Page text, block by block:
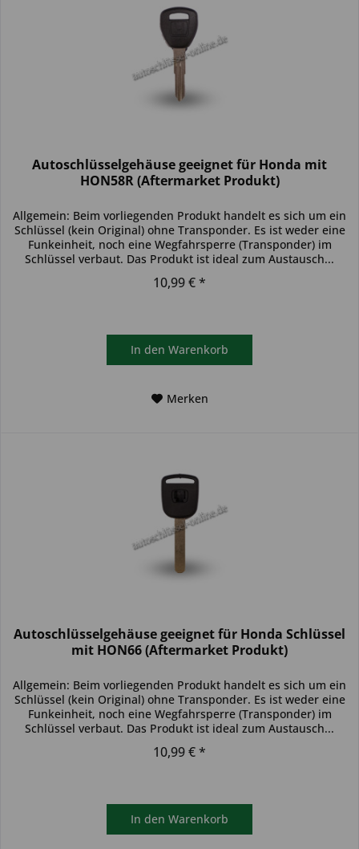
Autoschlüsselgehäuse geeignet für Honda mit
HON58R (Aftermarket Produkt)
Allgemein: Beim vorliegenden Produkt handelt es sich um ein
Schlüssel (kein Original) ohne Transponder. Es ist weder eine
Funkeinheit, noch eine Wegfahrsperre (Transponder) im
Schlüssel verbaut. Das Produkt ist ideal zum Austausch...
10,99 € *
In den Warenkorb
Merken
Autoschlüsselgehäuse geeignet für Honda Schlüssel
mit HON66 (Aftermarket Produkt)
Allgemein: Beim vorliegenden Produkt handelt es sich um ein
Schlüssel (kein Original) ohne Transponder. Es ist weder eine
Funkeinheit, noch eine Wegfahrsperre (Transponder) im
Schlüssel verbaut. Das Produkt ist ideal zum Austausch...
10,99 € *
In den Warenkorb